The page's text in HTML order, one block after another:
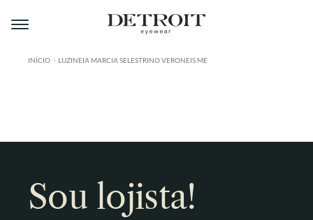
Pular
para
Pular
para
A MONTMARTRE
CONTATO
INÍCIO LUZINEIA MARCIA SELESTRINO VERONEIS ME
Sou lojista!